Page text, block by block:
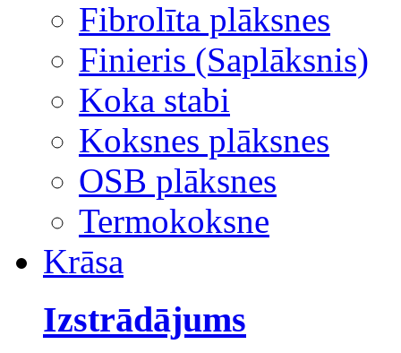
Fibrolīta plāksnes
Finieris (Saplāksnis)
Koka stabi
Koksnes plāksnes
OSB plāksnes
Termokoksne
Krāsa
Izstrādājums